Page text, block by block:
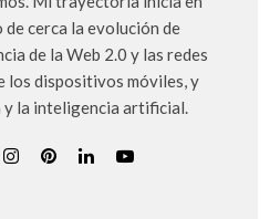
cerca la evolución de
de la Web 2.0 y las redes
los dispositivos móviles, y
y la inteligencia artificial.